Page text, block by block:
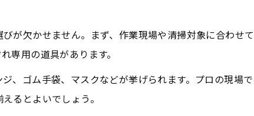
清掃業でリピーターを増やすポイント
が欠かせません。まず、作業現場や清掃対象に合わせ
専用の道具があります。
、ゴム手袋、マスクなどが挙げられます。プロの現場
るとよいでしょう。